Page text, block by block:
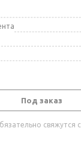
Под заказ
свяжутся